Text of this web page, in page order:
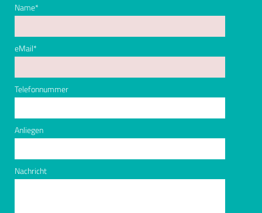
Name*
eMail*
Telefonnummer
Anliegen
Nachricht